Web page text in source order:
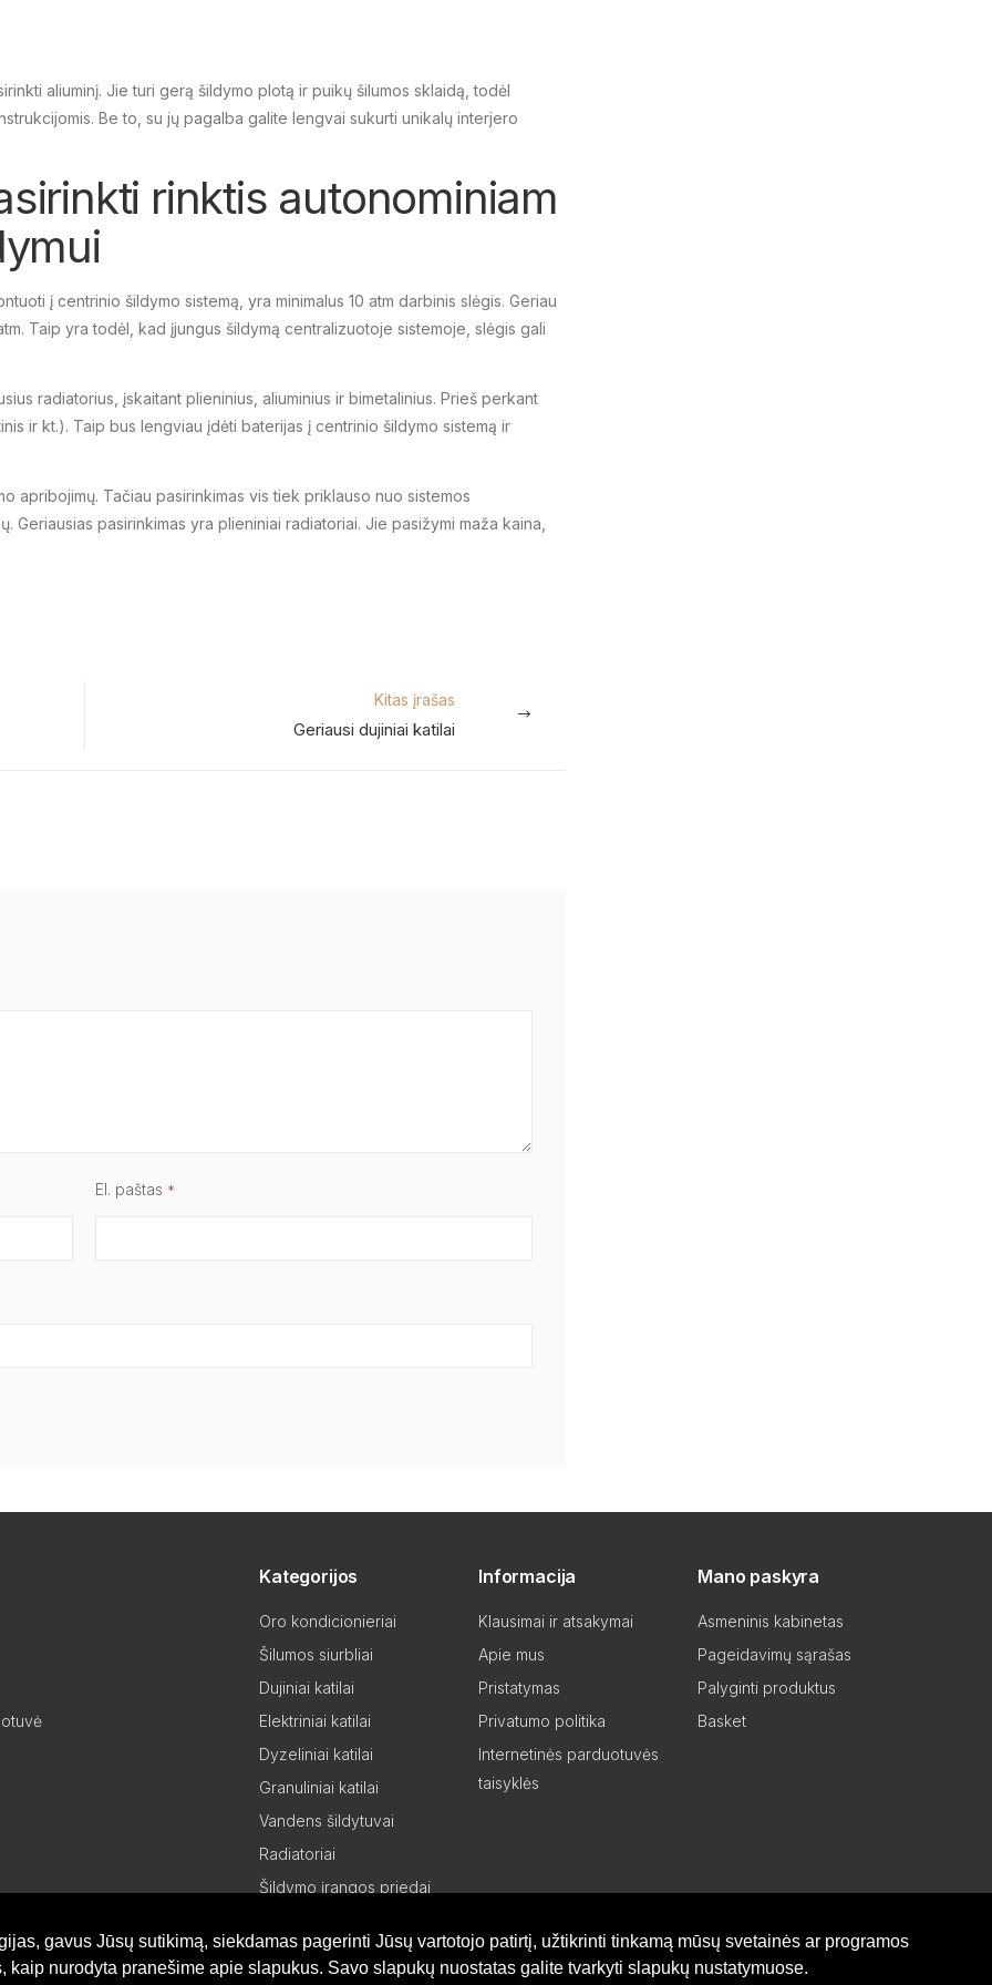
gavus Jūsų sutikimą, siekdamas pagerinti Jūsų vartotojo patirtį, užtikrinti tinkamą mūsų svetainės ar programos
nurodyta pranešime apie slapukus. Savo slapukų nuostatas galite tvarkyti slapukų nustatymuose.
aliuminį. Jie turi gerą šildymo plotą ir puikų šilumos sklaidą, todėl
Be to, su jų pagalba galite lengvai sukurti unikalų interjero
rinktis autonominiam
į centrinio šildymo sistemą, yra minimalus 10 atm darbinis slėgis. Geriau
Taip yra todėl, kad įjungus šildymą centralizuotoje sistemoje, slėgis gali
radiatorius, įskaitant plieninius, aliuminius ir bimetalinius. Prieš perkant
ir kt.). Taip bus lengviau įdėti baterijas į centrinio šildymo sistemą ir
apribojimų. Tačiau pasirinkimas vis tiek priklauso nuo sistemos
pasirinkimas yra plieniniai radiatoriai. Jie pasižymi maža kaina,
Kitas įrašas
Geriausi dujiniai katilai
El. paštas
Kategorijos
Oro kondicionieriai
Šilumos siurbliai
Dujiniai katilai
Elektriniai katilai
Dyzeliniai katilai
Granuliniai katilai
Vandens šildytuvai
Radiatoriai
Šildymo įrangos priedai
Partneriams
Informacija
Klausimai ir atsakymai
Apie mus
Pristatymas
Privatumo politika
Internetinės parduotuvės
taisyklės
Mano paskyra
Asmeninis kabinetas
Pageidavimų sąrašas
Palyginti produktus
Basket